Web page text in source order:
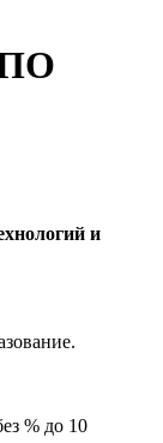
и
% до 10